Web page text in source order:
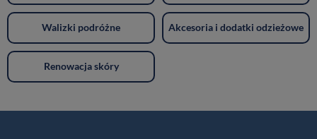
Walizki podróżne Akcesoria i dodatki odzieżowe
Renowacja skóry